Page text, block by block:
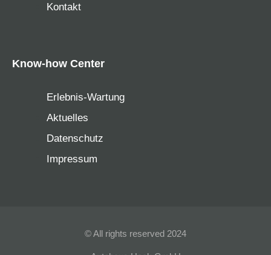
Kontakt
Know-how Center
Erlebnis-Wartung
Aktuelles
Datenschutz
Impressum
© All rights reserved 2024